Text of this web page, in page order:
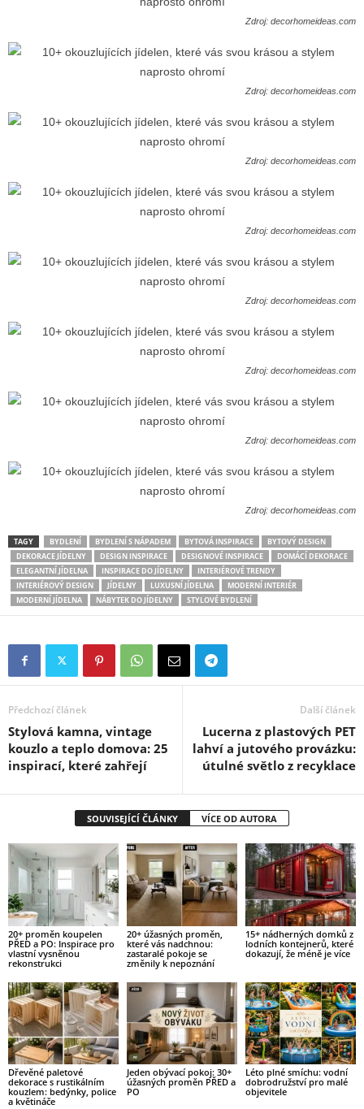
Zdroj: decorhomeideas.com
Zdroj: decorhomeideas.com
Zdroj: decorhomeideas.com
Zdroj: decorhomeideas.com
Zdroj: decorhomeideas.com
Zdroj: decorhomeideas.com
Zdroj: decorhomeideas.com
Zdroj: decorhomeideas.com
TAGY BYDLENÍ BYDLENÍ S NÁPADEM BYTOVÁ INSPIRACE
BYTOVÝ DESIGN
DEKORACE JÍDELNY
DESIGN INSPIRACE DESIGNOVÉ INSPIRACE
DOMÁCÍ DEKORACE
ELEGANTNÍ JÍDELNA
INSPIRACE DO JÍDELNY
INTERIÉROVÉ TRENDY
INTERIÉROVÝ DESIGN
JÍDELNY LUXUSNÍ JÍDELNA
MODERNÍ INTERIÉR
MODERNÍ JÍDELNA
NÁBYTEK DO JÍDELNY STYLOVÉ BYDLENÍ
Předchozí článek
Stylová kamna, vintage
kouzlo a teplo domova: 25
inspirací, které zahřejí
Další článek
Lucerna z plastových PET
lahví a jutového provázku:
útulné světlo z recyklace
SOUVISEJÍCÍ ČLÁNKY VÍCE OD AUTORA
20+ proměn koupelen
PŘED a PO: Inspirace pro
vlastní vysněnou
rekonstrukci
20+ úžasných proměn,
které vás nadchnou:
zastaralé pokoje se
změnily k nepoznání
15+ nádherných domků z
lodních kontejnerů, které
dokazují, že méně je více
Dřevěné paletové
dekorace s rustikálním
kouzlem: bedýnky, police
a květináče
Jeden obývací pokoj: 30+
úžasných proměn PŘED a
PO
Léto plné smíchu: vodní
dobrodružství pro malé
objevitele